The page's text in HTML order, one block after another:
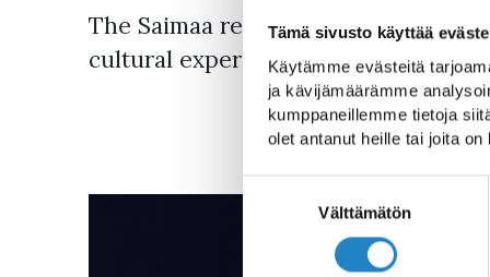
Tämä sivusto käyttää
Käytämme evästeitä
ja kävijämäärämme
kumppaneillemme tietoja
olet antanut heille tai joita
Välttämätön
The Saimaa region presents
cultural experiences for every age